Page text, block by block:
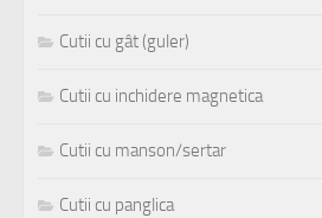
Cutii cu gât (guler)
Cutii cu inchidere magnetica
Cutii cu manson/sertar
Cutii cu panglica